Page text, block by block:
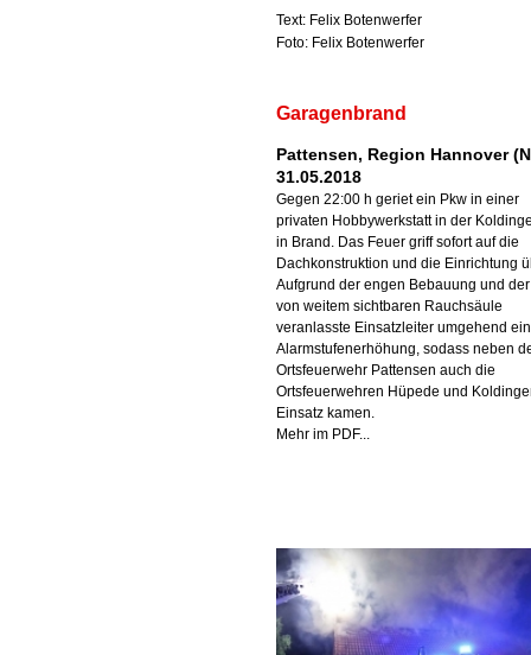
Text: Felix Botenwerfer
Foto: Felix Botenwerfer
Garagenbrand
Pattensen, Region Hannover
31.05.2018
Gegen 22:00 h geriet ein Pkw in einer
privaten Hobbywerkstatt in der
in Brand. Das Feuer griff sofort auf die
Dachkonstruktion und die Einrichtung
Aufgrund der engen Bebauung und
von weitem sichtbaren Rauchsäule
veranlasste Einsatzleiter umgehend
Alarmstufenerhöhung, sodass neben
Ortsfeuerwehr Pattensen auch die
Ortsfeuerwehren Hüpede und
Einsatz kamen.
Mehr im PDF...